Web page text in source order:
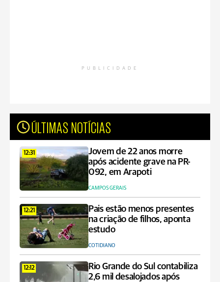
PUBLICIDADE
ÚLTIMAS NOTÍCIAS
12:31
Jovem de 22 anos morre
após acidente grave na PR-
092, em Arapoti
CAMPOS GERAIS
12:21
Pais estão menos presentes
na criação de filhos, aponta
estudo
COTIDIANO
12:12
Rio Grande do Sul contabiliza
2,6 mil desalojados após